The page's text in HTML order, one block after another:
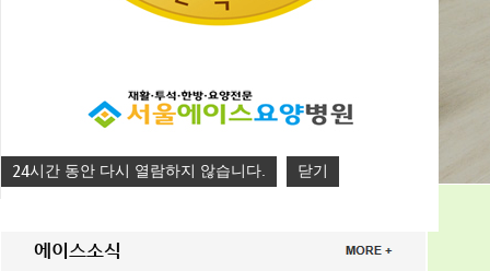
24시간 동안 다시 열람하지 않습니다. 닫기
에이스소식